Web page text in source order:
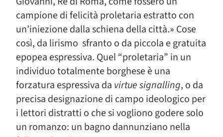
campione di felicità proletaria estratto con
un’iniezione dalla schiena della città.» Cose
così, da lirismo sfranto o da piccola e gratuita
epopea espressiva. Quel “proletaria” in un
individuo totalmente borghese è una
forzatura espressiva da virtuesignalling, o da
precisa designazione di campo ideologico per
i lettori distratti o che si vogliono godere solo
un romanzo: un bagno dannunziano nella